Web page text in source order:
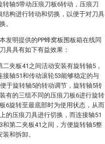
转轴5带动压痕刀板6转动，压痕刀
结构进行转动和切换，以便于对刀具
。
发明提供的PP蜂窝板围板箱在线同
具具有如下有益效果：
夹板41之间活动安装有旋转轴5，
接轴51和传动滚轮53能够稳定的与
于旋转轴5的转动调节，旋转轴5转
有的三组不同的压痕刀板6进行旋转
6旋转至最底部时为使用状态，从而
的压痕刀具进行切换，而连接轴51
和第二夹板41之间，方便旋转轴5整
和拆卸。